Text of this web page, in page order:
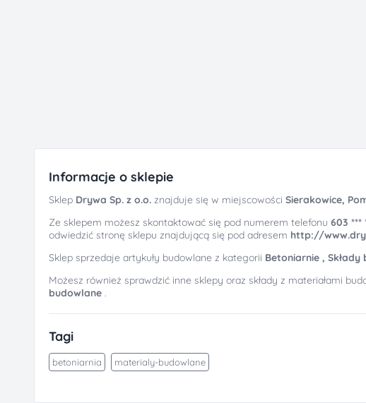
Informacje o sklepie
Sklep Drywa Sp. z o.o. znajduje się w miejscowości Sierakowice,
Ze sklepem możesz skontaktować się pod numerem telefonu 603 ***
odwiedzić stronę sklepu znajdującą się pod adresem http://
Sklep sprzedaje artykuły budowlane z kategorii Betoniarnie , Składy
Możesz również sprawdzić inne sklepy oraz składy z materiałami
budowlane .
Tagi
betoniarnia materialy-budowlane